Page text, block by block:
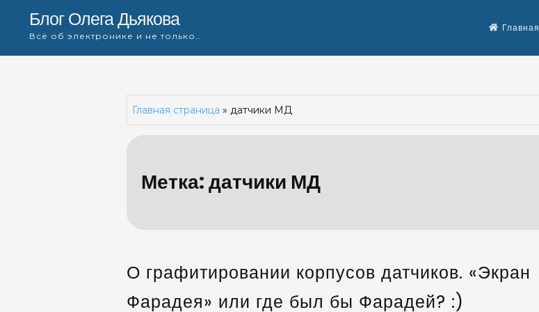
Блог Олега Дьякова
Всё об электронике и не только…
Главная
Главная страница » датчики МД
Метка:датчики МД
О графитировании корпусов датчиков. «Экран
Фарадея» или где был бы Фарадей? :)